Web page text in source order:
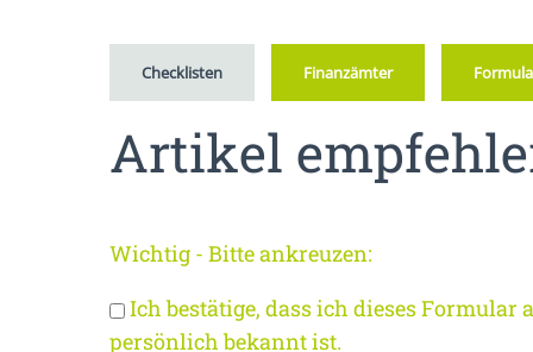
Passwort
Register |Lost your password?
Checklisten Finanzämter
Artikel
Wichtig - Bitte ankreuzen:
Ich bestätige, dass ich dieses
persönlich bekannt ist.